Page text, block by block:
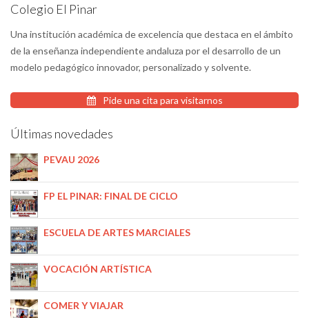
Colegio El Pinar
Una institución académica de excelencia que destaca en el ámbito
de la enseñanza independiente andaluza por el desarrollo de un
modelo pedagógico innovador, personalizado y solvente.
Pide una cita para visitarnos
Últimas novedades
PEVAU 2026
FP EL PINAR: FINAL DE CICLO
ESCUELA DE ARTES MARCIALES
VOCACIÓN ARTÍSTICA
COMER Y VIAJAR